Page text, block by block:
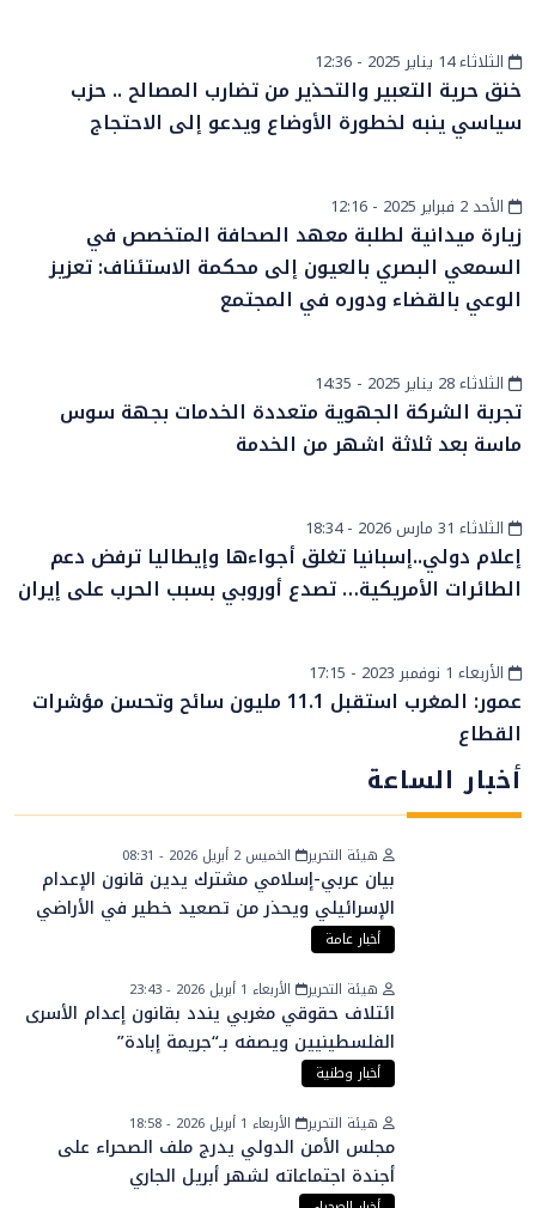
أخبار وطنيةالثلاثاء 14 يناير 2025 - 12:36
خنق حرية التعبير والتحذير من تضارب المصالح .. حزب
سياسي ينبه لخطورة الأوضاع ويدعو إلى الاحتجاج
أخبار عامةالأحد 2 فبراير 2025 - 12:16
زيارة ميدانية لطلبة معهد الصحافة المتخصص في
السمعي البصري بالعيون إلى محكمة الاستئناف: تعزيز
الوعي بالقضاء ودوره في المجتمع
أخبار عامةالثلاثاء 28 يناير 2025 - 14:35
تجربة الشركة الجهوية متعددة الخدمات بجهة سوس
ماسة بعد ثلاثة اشهر من الخدمة
دولي
الثلاثاء 31 مارس 2026 - 18:34
إعلام دولي..إسبانيا تغلق أجواءها وإيطاليا ترفض دعم
الطائرات الأمريكية… تصدع أوروبي بسبب الحرب على إيران
أخبار وطنيةالأربعاء 1 نوفمبر 2023 - 17:15
عمور: المغرب استقبل 11.1 مليون سائح وتحسن مؤشرات
القطاع
أخبار الساعة
هيئة التحرير الخميس 2 أبريل 2026 - 08:31
بيان عربي-إسلامي مشترك يدين قانون الإعدام
الإسرائيلي ويحذر من تصعيد خطير في الأراضي
الفلسطينية
أخبار عامة
هيئة التحرير
الأربعاء 1 أبريل 2026 - 23:43
ائتلاف حقوقي مغربي يندد بقانون إعدام الأسرى
الفلسطينيين ويصفه بـ“جريمة إبادة”
أخبار وطنية
هيئة التحرير
الأربعاء 1 أبريل 2026 - 18:58
مجلس الأمن الدولي يدرج ملف الصحراء على
أجندة اجتماعاته لشهر أبريل الجاري